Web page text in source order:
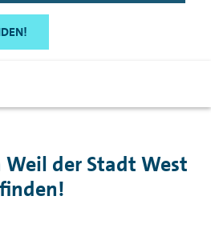
der Stadt West
finden!